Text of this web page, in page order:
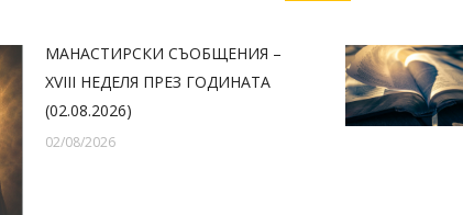
МАНАСТИРСКИ СЪОБЩЕНИЯ –
XVIII НЕДЕЛЯ ПРЕЗ ГОДИНАТА
(02.08.2026)
02/08/2026